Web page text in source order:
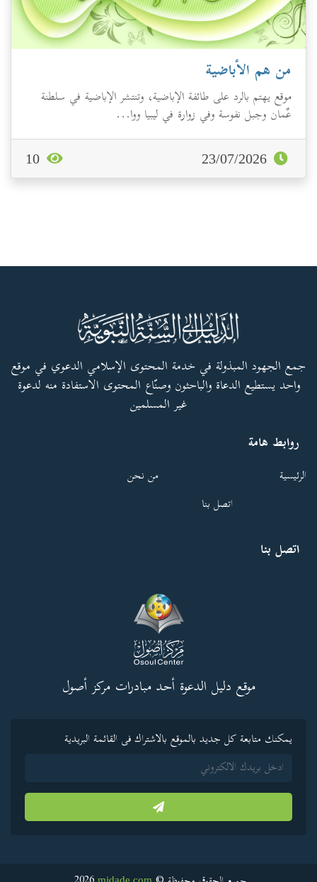
من هم الأباضية
موقع يهتم بالرد على طائفة الإباضية، وتنتشر الإباضية في سلطنة
عٌمان وجبل نفوسة وفي زوارة في ليبيا ووا...
جمع الجهود المبذولة في خدمة المحتوى الإسلامي الدعوي في موقع
واحد يستطيع الدعاة والباحثون وصنّاع المحتوى الاستفادة منه لدعوة
غير المسلمين
روابط هامة
الرئيسية
من نحن
اتصل بنا
اتصل بنا
موقع دليل الدعوة أحد مبادرات مركز أصول
يمكنك متابعة كل جديد بالموقع بالاشتراك فى القائمة البريدية